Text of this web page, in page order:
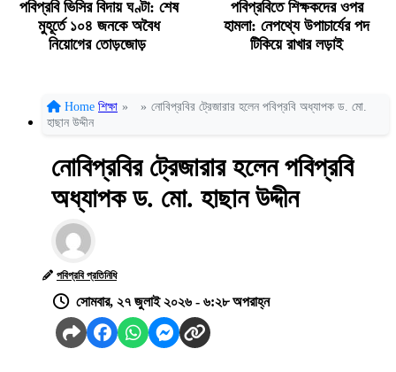
পবিপ্রবি ভিসির বিদায় ঘণ্টা: শেষ
মুহূর্তে ১০৪ জনকে অবৈধ
নিয়োগের তোড়জোড়
পবিপ্রবিতে শিক্ষকদের ওপর
হামলা: নেপথ্যে উপাচার্যের পদ
টিকিয়ে রাখার লড়াই
Home শিক্ষা » » নোবিপ্রবির ট্রেজারার হলেন পবিপ্রবি অধ্যাপক ড. মো.
হাছান উদ্দীন
নোবিপ্রবির ট্রেজারার হলেন পবিপ্রবি
অধ্যাপক ড. মো. হাছান উদ্দীন
পবিপ্রবি প্রতিনিধি
সোমবার, ২৭ জুলাই ২০২৬ - ৬:২৮ অপরাহ্ন